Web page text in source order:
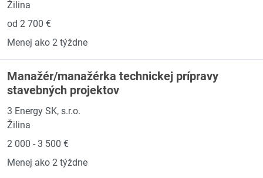
Žilina
od 2 700 €
Menej ako 2 týždne
Manažér/manažérka technickej prípravy
stavebných projektov
3 Energy SK, s.r.o.
Žilina
2 000 - 3 500 €
Menej ako 2 týždne